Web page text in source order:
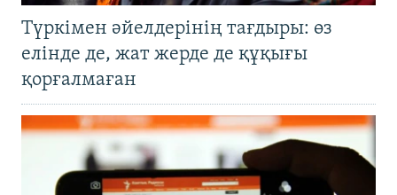
Түркімен әйелдерінің тағдыры: өз
елінде де, жат жерде де құқығы
қорғалмаған